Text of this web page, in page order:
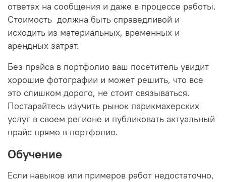
ответах на сообщения и даже в процессе работы.
Стоимость должна быть справедливой и
исходить из материальных, временных и
арендных затрат.
Без прайса в портфолио ваш посетитель увидит
хорошие фотографии и может решить, что все
это слишком дорого, не стоит связываться.
Постарайтесь изучить рынок парикмахерских
услуг в своем регионе и публиковать актуальный
прайс прямо в портфолио.
Обучение
Если навыков или примеров работ недостаточно,